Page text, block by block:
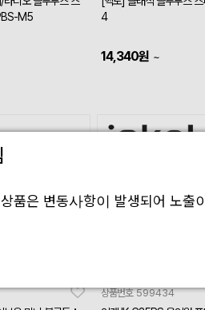
M5
4
14,340원 ~
상품번호599434
품은 변동사항이 발생되어 노출